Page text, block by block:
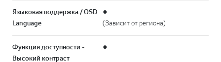
Языковая поддержка / OSD
Language
●
(Зависит от региона)
Функция доступности -
Высокий контраст
●